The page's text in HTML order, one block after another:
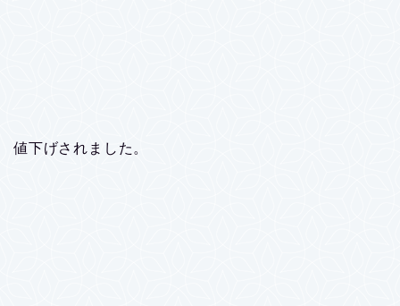
値下げされました。